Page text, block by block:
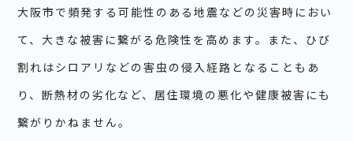
大阪市で頻発する可能性のある地震などの災害時におい
て、大きな被害に繋がる危険性を高めます。また、ひび
割れはシロアリなどの害虫の侵入経路となることもあ
り、断熱材の劣化など、居住環境の悪化や健康被害にも
繋がりかねません。